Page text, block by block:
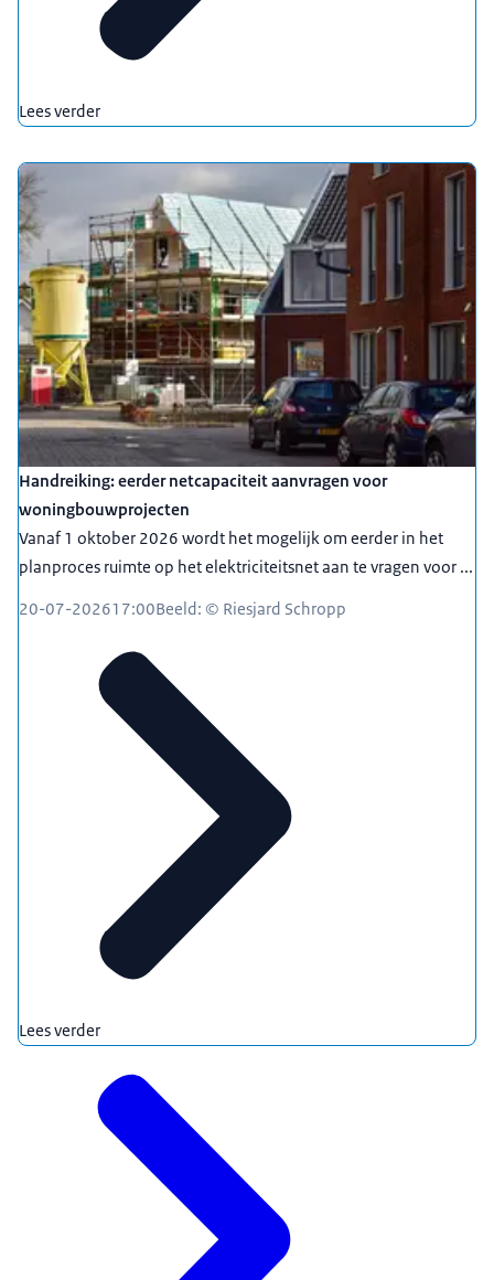
Lees verder
Handreiking: eerder netcapaciteit aanvragen voor
woningbouwprojecten
Vanaf 1 oktober 2026 wordt het mogelijk om eerder in het
planproces ruimte op het elektriciteitsnet aan te vragen voor ...
20-07-202617:00Beeld: © Riesjard Schropp
Lees verder